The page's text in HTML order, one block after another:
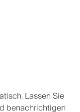
Lassen Sie
benachrichtigen